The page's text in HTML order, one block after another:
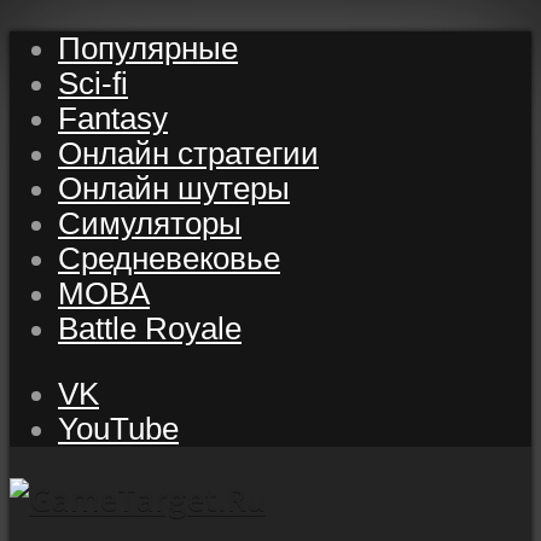
Популярные
Sci-fi
Fantasy
Онлайн стратегии
Онлайн шутеры
Симуляторы
Средневековье
MOBA
Battle Royale
VK
YouTube